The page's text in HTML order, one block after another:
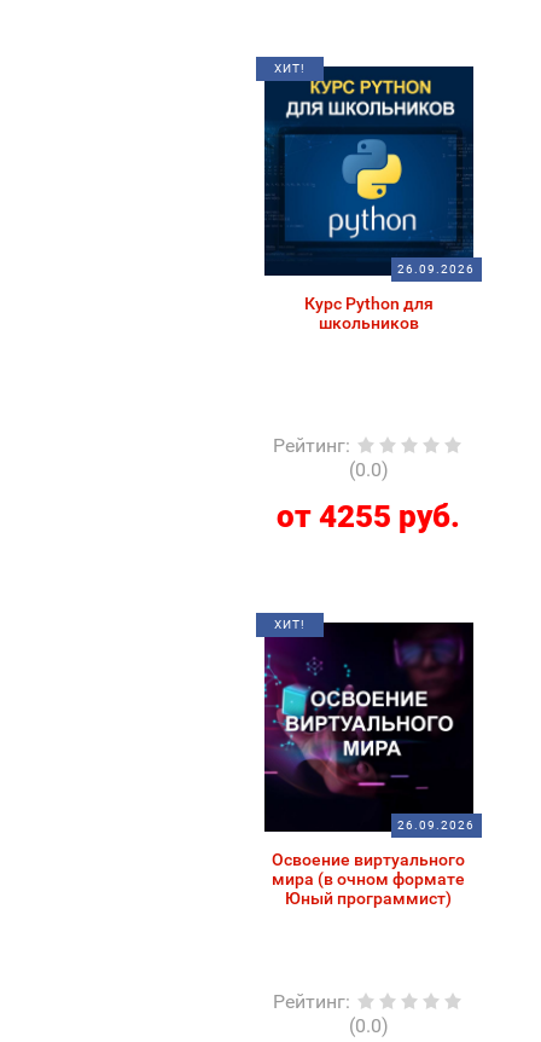
ХИТ!
26.09.2026
Курс Python для
школьников
Рейтинг:
(0.0)
от 4255 руб.
ХИТ!
26.09.2026
Освоение виртуального
мира (в очном формате
Юный программист)
Рейтинг:
(0.0)